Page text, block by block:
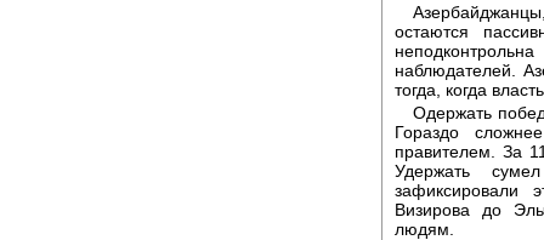
остаются
наблюдателей.
тогда, когда
Одержать
Гораздо
правителем. За
Удержать
зафиксировали
Визирова до
людям.